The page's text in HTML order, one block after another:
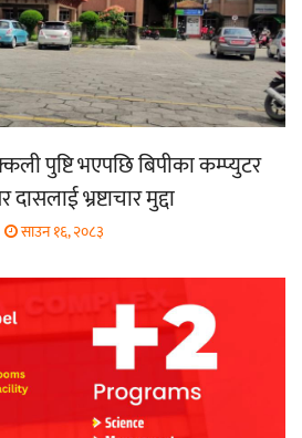
पुष्टि भएपछि बिपीका कम्प्युटर
दासलाई भ्रष्टाचार मुद्दा
साउन १६, २०८३